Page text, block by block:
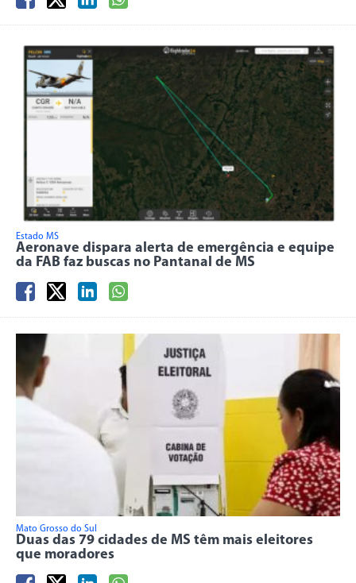
Estado MS
Aeronave dispara alerta de emergência e equipe
da FAB faz buscas no Pantanal de MS
Mato Grosso do Sul
Duas das 79 cidades de MS têm mais eleitores
que moradores